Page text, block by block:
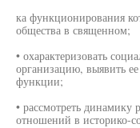
ка функционирования
общества в священном;
• охарактеризовать
организацию, выявить
функции;
• рассмотреть динамику
отношений в историко-